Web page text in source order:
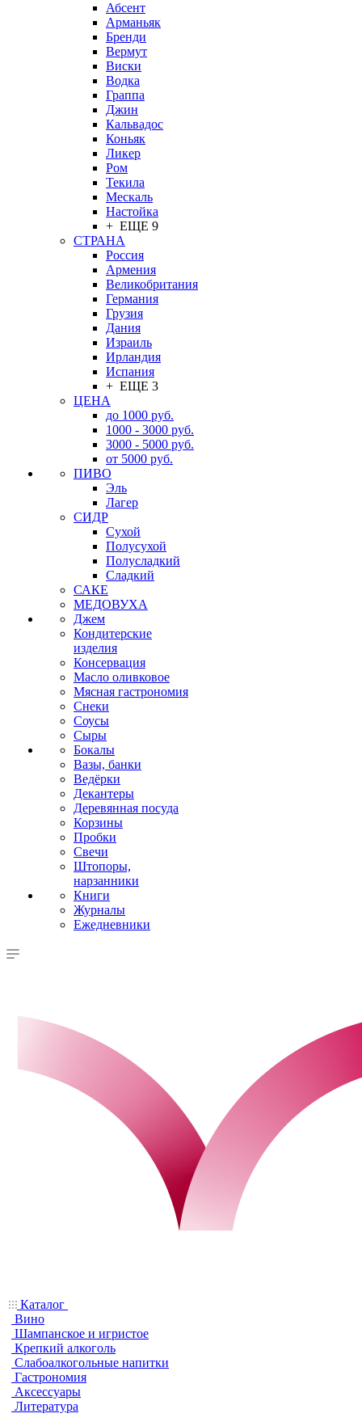
Абсент
Арманьяк
Бренди
Вермут
Виски
Водка
Граппа
Джин
Кальвадос
Коньяк
Ликер
Ром
Текила
Мескаль
Настойка
+ ЕЩЕ 9
СТРАНА
Россия
Армения
Великобритания
Германия
Грузия
Дания
Израиль
Ирландия
Испания
+ ЕЩЕ 3
ЦЕНА
до 1000 руб.
1000 - 3000 руб.
3000 - 5000 руб.
от 5000 руб.
ПИВО
Эль
Лагер
СИДР
Сухой
Полусухой
Полусладкий
Сладкий
САКЕ
МЕДОВУХА
Джем
Кондитерские
изделия
Консервация
Масло оливковое
Мясная гастрономия
Снеки
Соусы
Сыры
Бокалы
Вазы, банки
Ведёрки
Декантеры
Деревянная посуда
Корзины
Пробки
Свечи
Штопоры,
нарзанники
Книги
Журналы
Ежедневники
Каталог
Вино
Шампанское и игристое
Крепкий алкоголь
Слабоалкогольные напитки
Гастрономия
Аксессуары
Литература